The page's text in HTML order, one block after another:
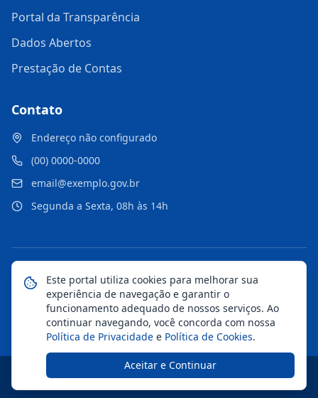
Portal da Transparência
Dados Abertos
Prestação de Contas
Contato
Endereço não configurado
(00) 0000-0000
email@exemplo.gov.br
Segunda a Sexta, 08h às 14h
© 2026 Portal Municipal. Todos os direitos reservados.
Mapa do Site
Notícias Transparência
Desenvolvido pela
Este portal utiliza cookies para melhorar sua
experiência de navegação e garantir o
funcionamento adequado de nossos serviços. Ao
continuar navegando, você concorda com nossa
Política de Privacidade e Política de Cookies.
Aceitar e Continuar